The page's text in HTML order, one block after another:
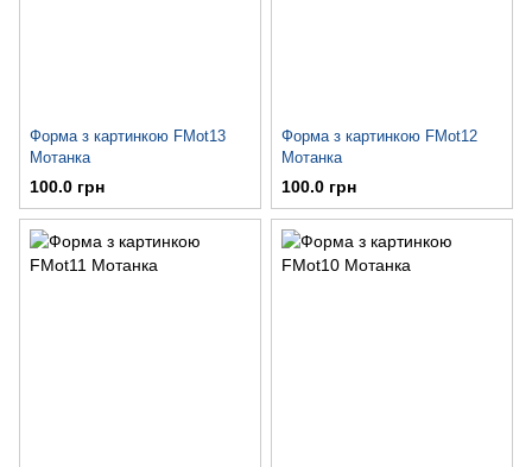
Форма з картинкою FMot13
Мотанка
100.0 грн
Форма з картинкою FMot12
Мотанка
100.0 грн